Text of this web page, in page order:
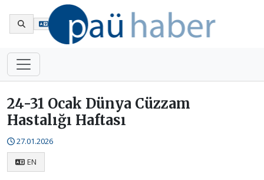
24-31 Ocak Dünya Cüzzam
Hastalığı Haftası
27.01.2026
EN